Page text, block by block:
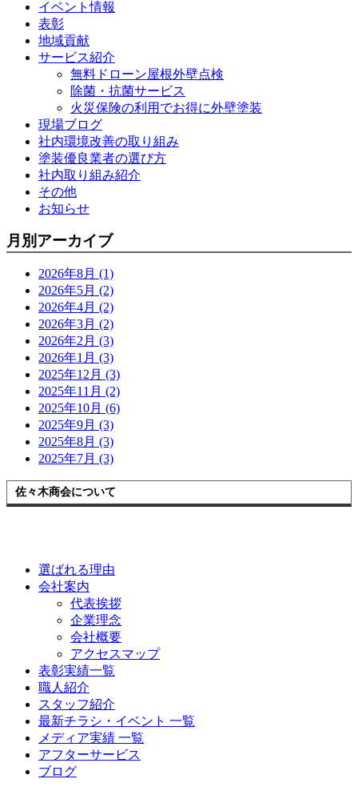
イベント情報
表彰
地域貢献
サービス紹介
無料ドローン屋根外壁点検
除菌・抗菌サービス
火災保険の利用でお得に外壁塗装
現場ブログ
社内環境改善の取り組み
塗装優良業者の選び方
社内取り組み紹介
その他
お知らせ
月別アーカイブ
2026年8月 (1)
2026年5月 (2)
2026年4月 (2)
2026年3月 (2)
2026年2月 (3)
2026年1月 (3)
2025年12月 (3)
2025年11月 (2)
2025年10月 (6)
2025年9月 (3)
2025年8月 (3)
2025年7月 (3)
佐々木商会について
選ばれる理由
会社案内
代表挨拶
企業理念
会社概要
アクセスマップ
表彰実績一覧
職人紹介
スタッフ紹介
最新チラシ・イベント 一覧
メディア実績 一覧
アフターサービス
ブログ